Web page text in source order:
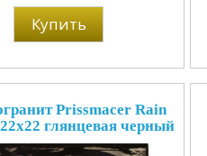
Купить
Prissmacer Rain
глянцевая черный